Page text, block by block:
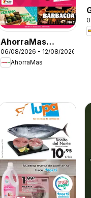
AhorraMas
Folleto
06/08/2026 - 12/08/2026
AhorraMas